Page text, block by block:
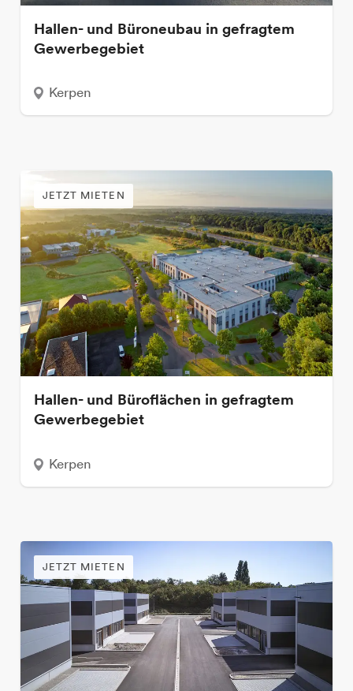
Hallen- und Büroneubau in gefragtem
Gewerbegebiet
Kerpen
JETZT MIETEN
Hallen- und Büroflächen in gefragtem
Gewerbegebiet
Kerpen
JETZT MIETEN